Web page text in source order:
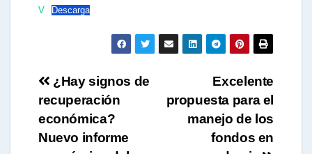
V
Descarga
Navegación
de
entradas
Excelente
propuesta para el
manejo de los
fondos en
¿Hay signos de
recuperación
económica?
Nuevo informe